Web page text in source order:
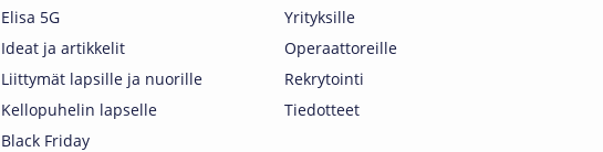
Elisa 5G
Ideat ja artikkelit
Liittymät lapsille ja nuorille
Kellopuhelin lapselle
Black Friday
Yrityksille
Operaattoreille
Rekrytointi
Tiedotteet